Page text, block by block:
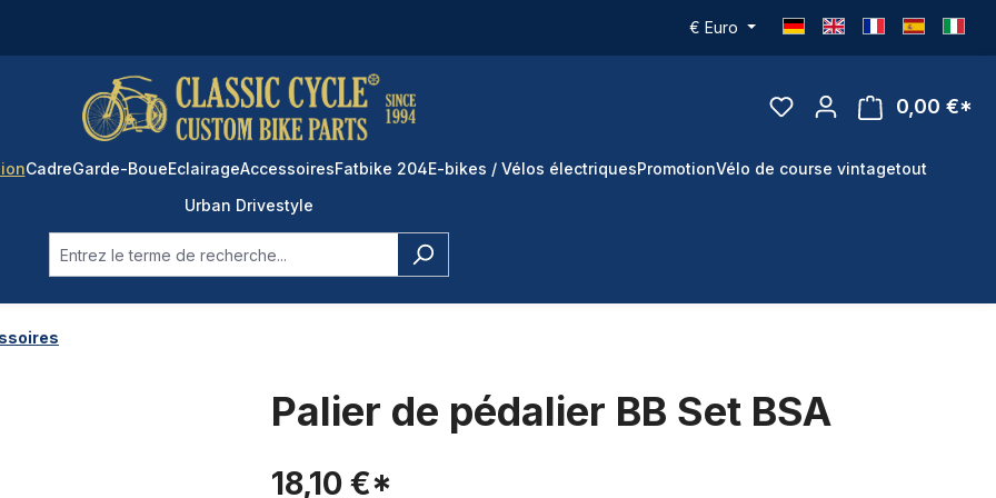
€ Euro
0,00 €*
CadreGarde-BoueEclairageAccessoiresFatbike 204E-bikes / Vélos électriquesPromotionVélo de course vintagetout
Urban Drivestyle
Palier de pédalier BB Set BSA
18,10 €*